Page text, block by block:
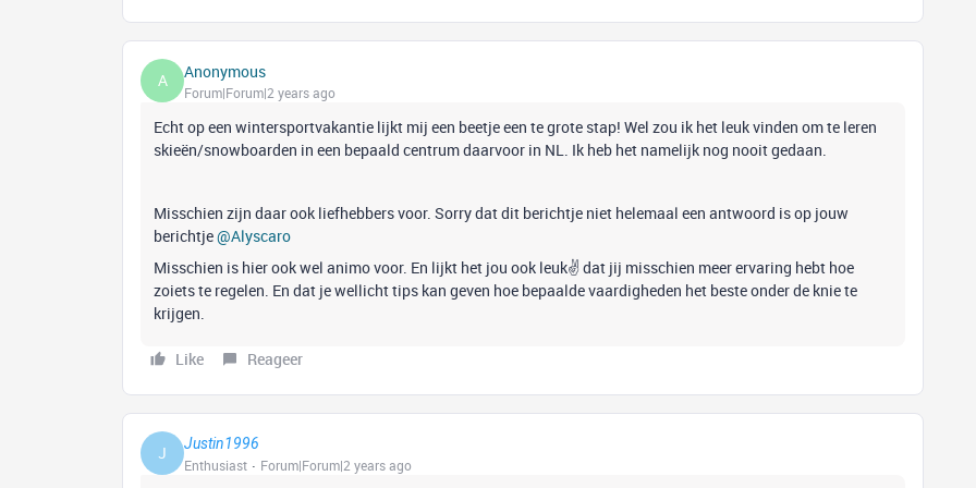
A Anonymous
Forum|Forum|2 years ago
Echt op een wintersportvakantie lijkt mij een beetje een te grote stap! Wel zou ik het leuk vinden om te leren
skieën/snowboarden in een bepaald centrum daarvoor in NL. Ik heb het namelijk nog nooit gedaan.
Misschien zijn daar ook liefhebbers voor. Sorry dat dit berichtje niet helemaal een antwoord is op jouw
berichtje@Alyscaro
Misschien is hier ook wel animo voor. En lijkt het jou ook leuk✌️ dat jij misschien meer ervaring hebt hoe
zoiets te regelen. En dat je wellicht tips kan geven hoe bepaalde vaardigheden het beste onder de knie te
krijgen.
Like Reageer
J
Justin1996
Enthusiast
Forum|Forum|2 years ago